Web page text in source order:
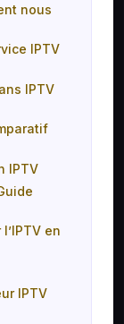
nous
IPTV
IPTV
IPTV
en
IPTV